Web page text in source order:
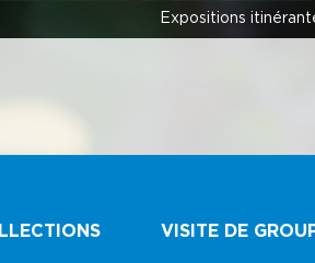
Expositions
VISITE DE